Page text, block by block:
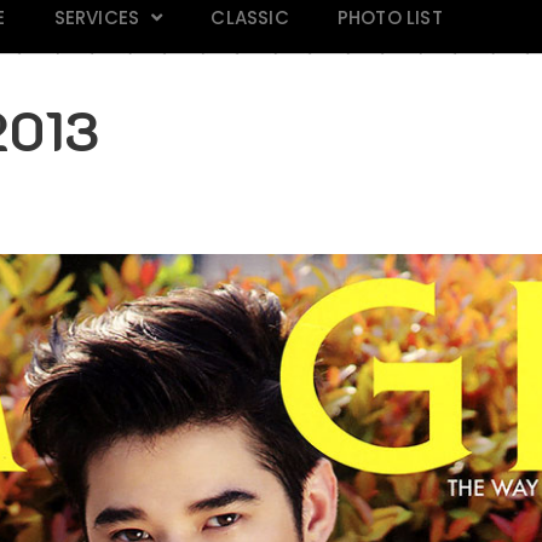
SERVICES CLASSIC PHOTO LIST
118Mars Magazine 28
Click
Praew 813
Click
IN